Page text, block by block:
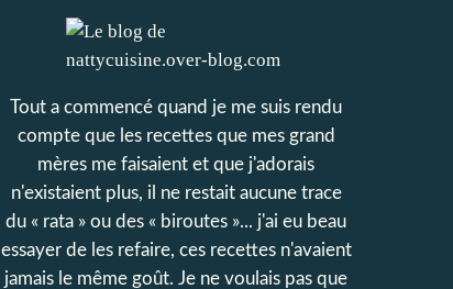
Tout a commencé quand je me suis rendu
compte que les recettes que mes grand
mères me faisaient et que j'adorais
n'existaient plus, il ne restait aucune trace
du « rata » ou des « biroutes »... j'ai eu beau
essayer de les refaire, ces recettes n'avaient
jamais le même goût. Je ne voulais pas que